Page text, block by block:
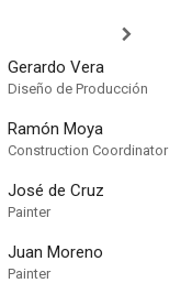
Gerardo Vera
Diseño de Producción
Ramón Moya
Construction Coordinator
José de Cruz
Painter
Juan Moreno
Painter